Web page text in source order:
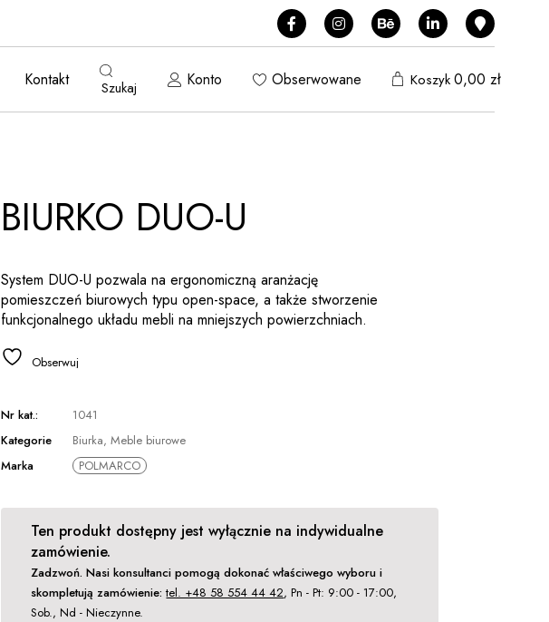
Kontakt Szukaj Konto Obserwowane Koszyk0,00zł
BIURKO DUO-U
System DUO-U pozwala na ergonomiczną aranżację
pomieszczeń biurowych typu open-space, a także stworzenie
funkcjonalnego układu mebli na mniejszych powierzchniach.
Obserwuj
Nr kat.:
1041
Kategorie
Biurka, Meble biurowe
Marka
POLMARCO
Ten produkt dostępny jest wyłącznie na indywidualne
zamówienie.
Zadzwoń. Nasi konsultanci pomogą dokonać właściwego wyboru i
skompletują zamówienie: tel. +48 58 554 44 42, Pn - Pt: 9:00 - 17:00,
Sob., Nd - Nieczynne.